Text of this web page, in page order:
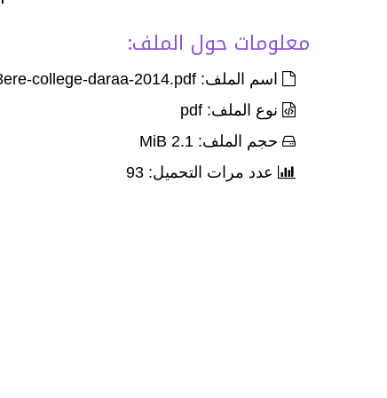
معلومات حول الملف:
اسم الملف: Exam-Corr-Regional-arab-3ere-college-daraa-2014.pdf
نوع الملف: pdf
حجم الملف: 2.1 MiB
عدد مرات التحميل: 93